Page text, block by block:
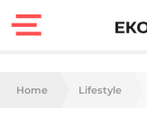
Home Lifestyle